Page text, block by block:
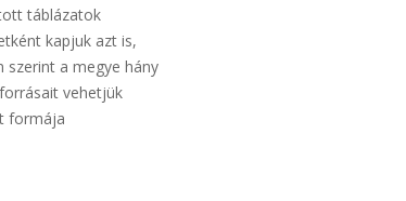
táblázatok
kapjuk azt is,
szerint a megye hány
vehetjük
formája